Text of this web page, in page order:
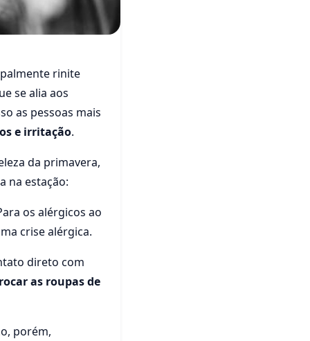
rinite
se alia aos
as pessoas mais
e irritação.
da primavera,
na estação:
os alérgicos ao
crise alérgica.
direto com
as roupas de
porém,